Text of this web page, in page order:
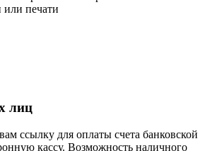
или печати
лиц
ссылку для оплаты счета банковской
кассу. Возможность наличного